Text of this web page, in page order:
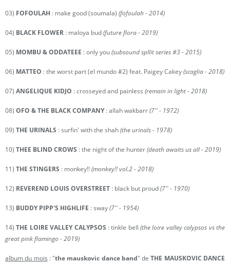
03) FOFOULAH : make good (soumala) (fofoulah - 2014)
04) BLACK FLOWER : maloya bud(future flora - 2019)
05) MOMBU & ODDATEEE : only you(subsound spllit series #3 - 2015)
06) MATTEO : the worst part (el mundo #2) feat. Paigey Cakey(scaglia - 2018)
07) ANGELIQUE KIDJO : crosseyed and painless (remain in light - 2018)
08) OFO & THE BLACK COMPANY: allah wakbarr(7'' - 1972)
09) THE URINALS : surfin' with the shah(the urinals - 1978)
10) THEE BLIND CROWS : the night of the hunter(death awaits us all - 2019)
11) THE STINGERS : monkey!!(monkey!! vol.2 - 2018)
12) REVEREND LOUIS OVERSTREET : black but proud(7'' - 1970)
13) BUDDY PIPP'S HIGHLIFE : sway(7'' - 1954)
14)THE LOIRE VALLEY CALYPSOS : tinkle bell(the loire valley calypsos vs the
great pink flamingo - 2019)
album du mois : "the mauskovic dance band" deTHE MAUSKOVIC DANCE